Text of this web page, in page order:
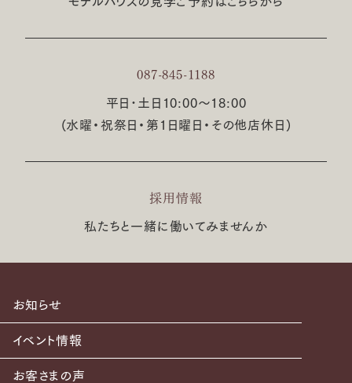
087-845-1188
平日･土日10:00〜18:00
(水曜・祝祭日・第1日曜日・その他店休日)
採用情報
私たちと一緒に働いてみませんか
お知らせ
イベント情報
お客さまの声